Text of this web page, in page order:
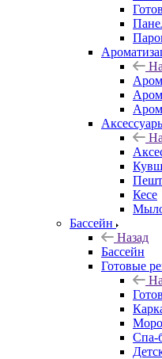
Кесе
Бассейн
Назад
Бассейн
Готовые
Спа-